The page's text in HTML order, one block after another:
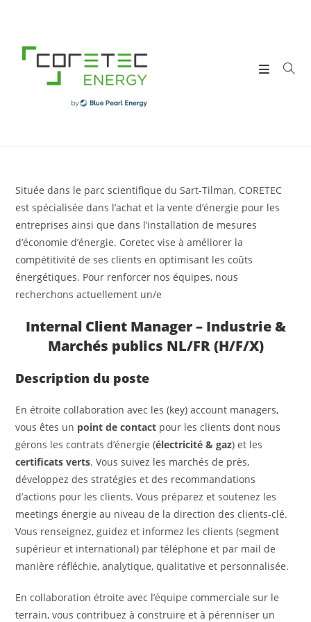
content
Située dans le parc scientifique du Sart-Tilman, CORETEC
est spécialisée dans l’achat et la vente d’énergie pour les
entreprises ainsi que dans l’installation de mesures
d’économie d’énergie. Coretec vise à améliorer la
compétitivité de ses clients en optimisant les coûts
énergétiques. Pour renforcer nos équipes, nous
recherchons actuellement un/e
Internal Client Manager – Industrie &
Marchés publics NL/FR (H/F/X)
Description du poste
En étroite collaboration avec les (key) account managers,
vous êtes un point de contact pour les clients dont nous
gérons les contrats d’énergie (électricité & gaz) et les
certificats verts. Vous suivez les marchés de près,
développez des stratégies et des recommandations
d’actions pour les clients. Vous préparez et soutenez les
meetings énergie au niveau de la direction des clients-clé.
Vous renseignez, guidez et informez les clients (segment
supérieur et international) par téléphone et par mail de
manière réfléchie, analytique, qualitative et personnalisée.
En collaboration étroite avec l’équipe commerciale sur le
terrain, vous contribuez à construire et à pérenniser un